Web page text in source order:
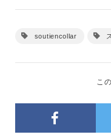
soutiencollar
こ